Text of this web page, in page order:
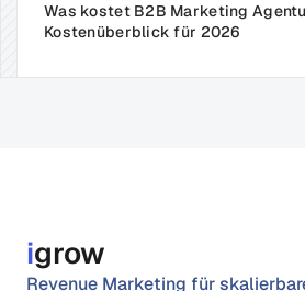
Was kostet B2B Marketing
Kostenüberblick für 2026
igrow
Revenue Marketing für